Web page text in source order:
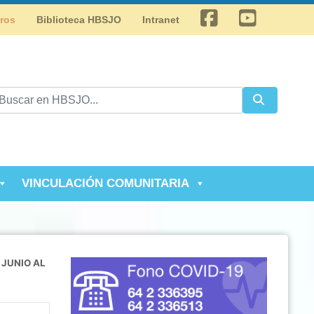
Biblioteca HBSJO Intranet Facebook
VINCULACIÓN COMUNITARIA
JUNIO AL